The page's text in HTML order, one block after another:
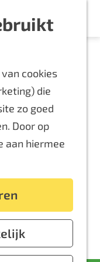
cookies
die
zo goed
Door op
aan hiermee